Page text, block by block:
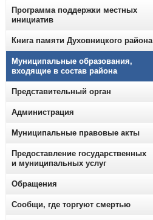
Программа поддержки местных
инициатив
Книга памяти Духовницкого района
Муниципальные образования,
входящие в состав района
Представительный орган
Администрация
Муниципальные правовые акты
Предоставление государственных
и муниципальных услуг
Обращения
Сообщи, где торгуют смертью